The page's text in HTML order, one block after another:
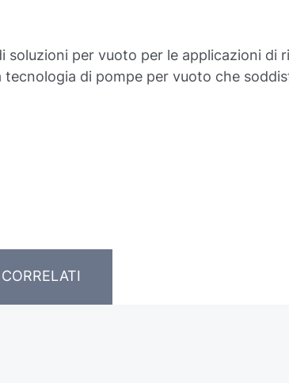
soluzioni per vuoto per le applicazioni
di pompe per vuoto che